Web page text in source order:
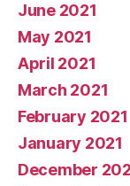
June 2021
May 2021
April 2021
March 2021
February 2021
January 2021
December